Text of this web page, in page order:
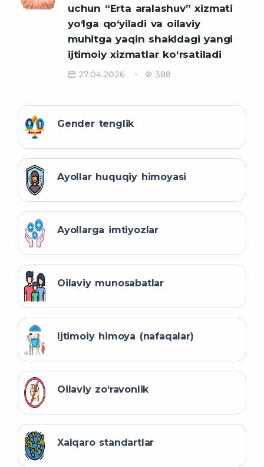
uchun “Erta aralashuv” xizmati
yo‘lga qo‘yiladi va oilaviy
muhitga yaqin shakldagi yangi
ijtimoiy xizmatlar ko‘rsatiladi
27.04.2026 388
Gender tenglik
Ayollar huquqiy himoyasi
Ayollarga imtiyozlar
Oilaviy munosabatlar
Ijtimoiy himoya (nafaqalar)
Oilaviy zo‘ravonlik
Xalqaro standartlar